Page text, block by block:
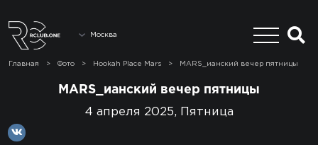
Москва
Главная > Фото > Hookah Place Mars > MARS_ианский вечер пятницы
MARS_ианский вечер пятницы
4 апреля 2025, Пятница